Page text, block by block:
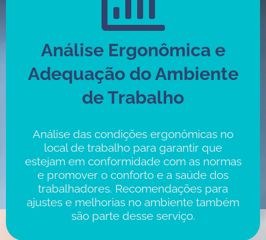
Análise Ergonômica e
Adequação do Ambiente
de Trabalho
Análise das condições ergonômicas no
local de trabalho para garantir que
estejam em conformidade com as normas
e promover o conforto e a saúde dos
trabalhadores. Recomendações para
ajustes e melhorias no ambiente também
são parte desse serviço.